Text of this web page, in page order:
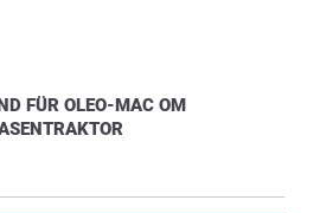
FÜR OLEO-MAC OM